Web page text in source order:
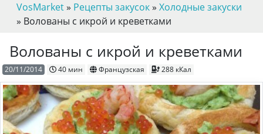
VosMarket» Рецепты закусок» Холодные закуски
» Волованы с икрой и креветками
Волованы с икрой и креветками
20/11/2014 40 мин Французская 288 кКал